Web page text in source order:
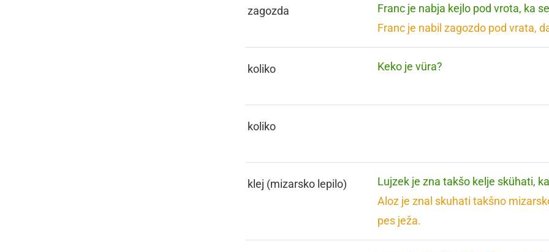
zagozda
Franc je nabja kejlo pod vrota, ka
Franc je nabil zagozdo pod vrata,
koliko Keko je vüra?
koliko
klej (mizarsko lepilo)
Lujzek je zna takšo kelje skühati,
Aloz je znal skuhati takšno
pes ježa.